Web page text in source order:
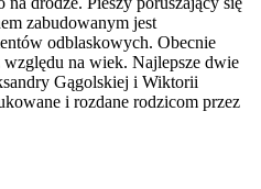
zabudowanym jest
odblaskowych. Obecnie
na wiek. Najlepsze dwie
Gągolskiej i Wiktorii
i rozdane rodzicom przez